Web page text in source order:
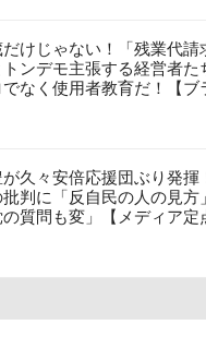
けじゃない！「残業代請
ンデモ主張する経営者た
なく使用者教育だ！【ブ
久々安倍応援団ぶり発揮
判に「反自民の人の見方
質問も変」【メディア定